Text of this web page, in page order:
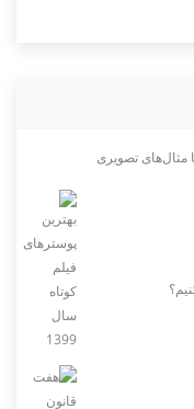
مثال‌های تصویری